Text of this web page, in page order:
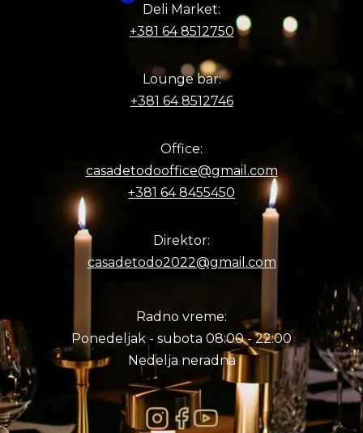
Deli Market:
+381 64 8512750
Lounge bar:
+381 64 8512746
Office:
casadetodooffice@gmail.com
+381 64 8455450
Direktor:
casadetodo2022@gmail.com
Radno vreme:
Ponedeljak - subota 08:00 - 22:00
Nedelja neradna